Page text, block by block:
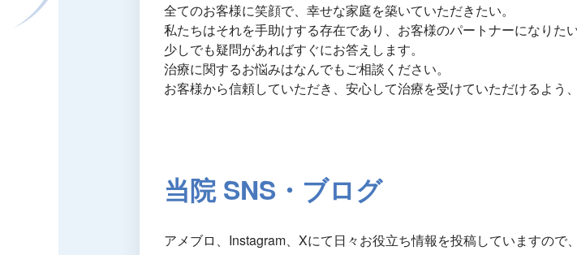
全てのお客様に笑顔で、幸せな家庭を築いていただきたい。
私たちはそれを手助けする存在であり、お客様のパートナーになりた
少しでも疑問があればすぐにお答えします。
治療に関するお悩みはなんでもご相談ください。
お客様から信頼していただき、安心して治療を受けていただけるよう
当院 SNS・ブログ
アメブロ、Instagram、Xにて日々お役立ち情報を投稿していますので